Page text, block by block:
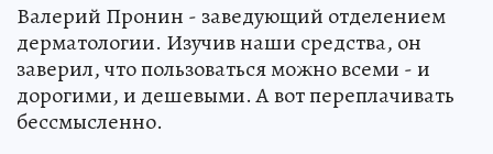
Валерий Пронин - заведующий отделением
дерматологии. Изучив наши средства, он
заверил, что пользоваться можно всеми - и
дорогими, и дешевыми. А вот переплачивать
бессмысленно.